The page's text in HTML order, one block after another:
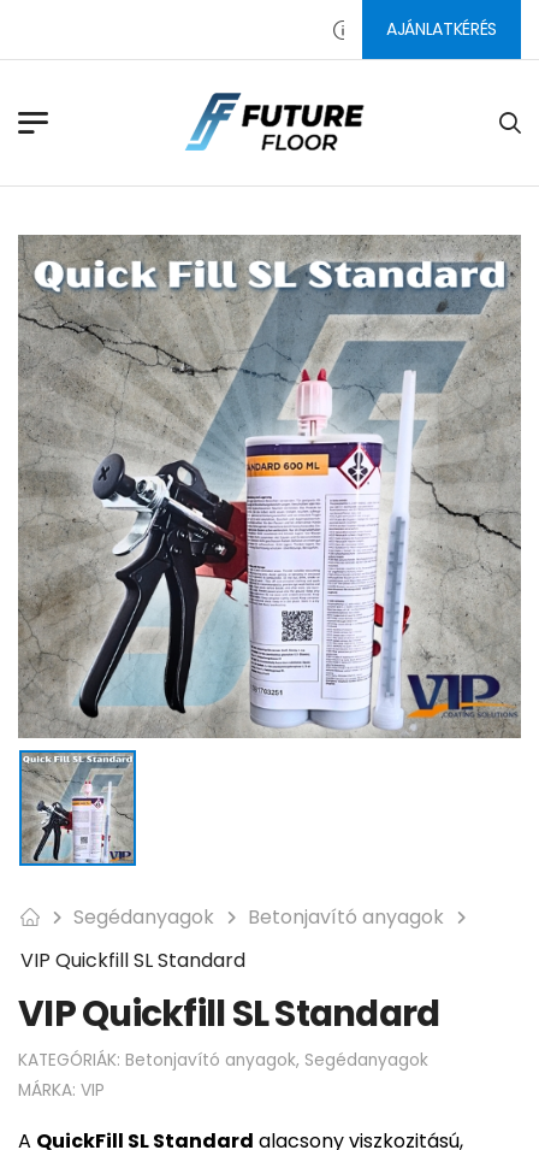
PADLÓAJÁNLATKÉRÉS
Segédanyagok
Betonjavító anyagok
VIP Quickfill SL Standard
VIP Quickfill SL Standard
KATEGÓRIÁK: Betonjavító anyagok, Segédanyagok
MÁRKA: VIP
A QuickFill SL Standard alacsony viszkozitású,